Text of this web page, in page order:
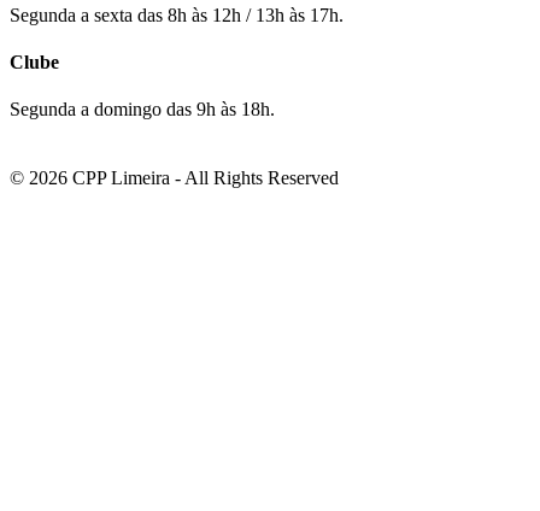
Segunda a sexta das 8h às 12h / 13h às 17h.
Clube
Segunda a domingo das 9h às 18h.
© 2026 CPP Limeira - All Rights Reserved